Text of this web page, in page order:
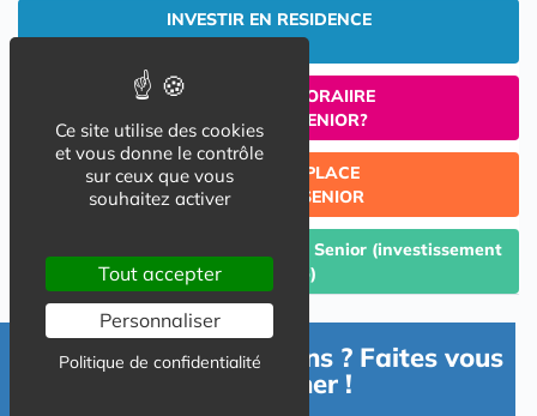
INVESTIR EN RESIDENCE
SENIOR
UN SEJOUR TEMPORAIIRE
EN RESIDENCE SENIOR?
TROUVER UNE PLACE
EN RESIDENCE SENIOR
Céder un lot acquis en Résidence Senior (investissement
Lmp/Lmnp)
Besoin d'informations ? Faites vous
accompagner !
Ce site utilise des cookies
et vous donne le contrôle
sur ceux que vous
souhaitez activer
Tout accepter
Personnaliser
Politique de confidentialité